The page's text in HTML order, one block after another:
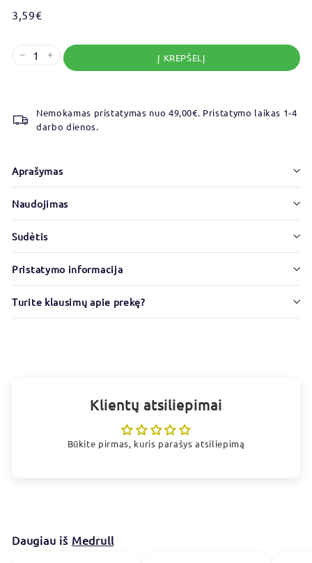
Reguliari
3,59€
− + Į KREPŠELĮ
Nemokamas pristatymas nuo 49,00€. Pristatymo laikas 1-4
darbo dienos.
Aprašymas
Naudojimas
Sudėtis
Pristatymo informacija
Turite klausimų apie prekę?
Klientų atsiliepimai
Būkite pirmas, kuris parašys atsiliepimą
Daugiau iš Medrull